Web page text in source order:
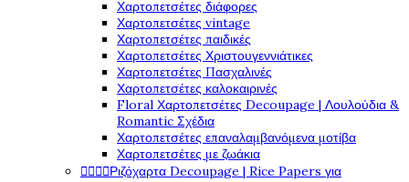
Χαρτοπετσέτες διάφορες
Χαρτοπετσέτες vintage
Χαρτοπετσέτες παιδικές
Χαρτοπετσέτες Χριστουγεννιάτικες
Χαρτοπετσέτες Πασχαλινές
Χαρτοπετσέτες καλοκαιρινές
Floral Χαρτοπετσέτες Decoupage | Λουλούδια &
Romantic Σχέδια
Χαρτοπετσέτες επαναλαμβανόμενα μοτίβα
Χαρτοπετσέτες με ζωάκια
Ριζόχαρτα Decoupage | Rice Papers για